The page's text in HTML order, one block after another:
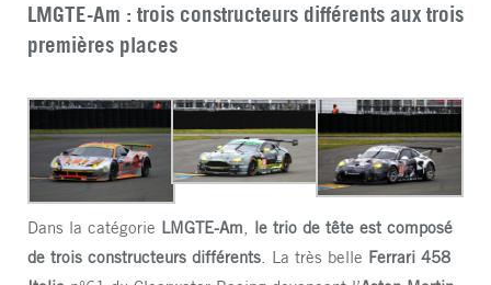
LMGTE-Am : trois constructeurs différents aux trois
premières places
Dans la catégorie LMGTE-Am
le trio de tête est composé
de trois constructeurs différents . La très belle Ferrari 458